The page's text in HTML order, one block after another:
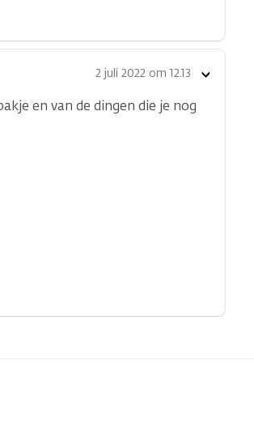
2 juli 2022 om 12.13
en van de dingen die je nog
Toon